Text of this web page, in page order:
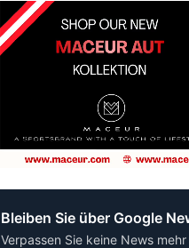
Bleiben Sie über Google
Verpassen Sie keine News